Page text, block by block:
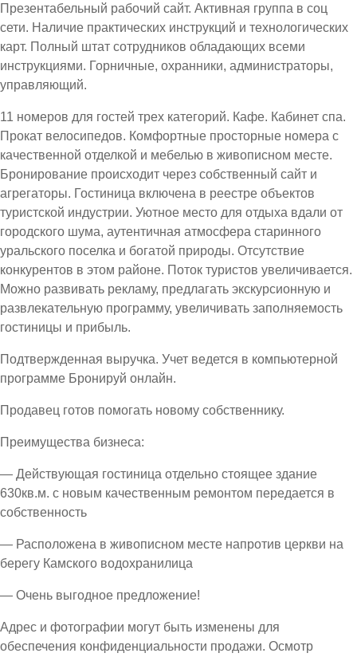
Презентабельный рабочий сайт. Активная группа в соц
сети. Наличие практических инструкций и технологических
карт. Полный штат сотрудников обладающих всеми
инструкциями. Горничные, охранники, администраторы,
управляющий.
11 номеров для гостей трех категорий. Кафе. Кабинет спа.
Прокат велосипедов. Комфортные просторные номера с
качественной отделкой и мебелью в живописном месте.
Бронирование происходит через собственный сайт и
агрегаторы. Гостиница включена в реестре объектов
туристской индустрии. Уютное место для отдыха вдали от
городского шума, аутентичная атмосфера старинного
уральского поселка и богатой природы. Отсутствие
конкурентов в этом районе. Поток туристов увеличивается.
Можно развивать рекламу, предлагать экскурсионную и
развлекательную программу, увеличивать заполняемость
гостиницы и прибыль.
Подтвержденная выручка. Учет ведется в компьютерной
программе Бронируй онлайн.
Продавец готов помогать новому собственнику.
Преимущества бизнеса:
— Действующая гостиница отдельно стоящее здание
630кв.м. с новым качественным ремонтом передается в
собственность
— Расположена в живописном месте напротив церкви на
берегу Камского водохранилица
— Очень выгодное предложение!
Адрес и фотографии могут быть изменены для
обеспечения конфиденциальности продажи. Осмотр